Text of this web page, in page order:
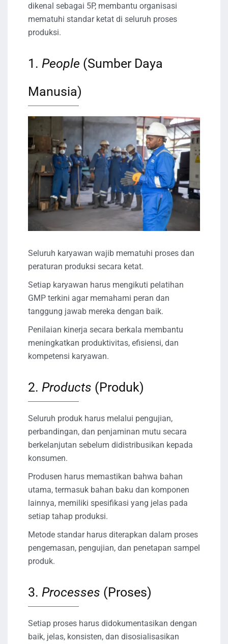
dikenal sebagai 5P, membantu organisasi
mematuhi standar ketat di seluruh proses
produksi.
1. People (Sumber Daya
Manusia)
Seluruh karyawan wajib mematuhi proses dan
peraturan produksi secara ketat.
Setiap karyawan harus mengikuti pelatihan
GMP terkini agar memahami peran dan
tanggung jawab mereka dengan baik.
Penilaian kinerja secara berkala membantu
meningkatkan produktivitas, efisiensi, dan
kompetensi karyawan.
2. Products (Produk)
Seluruh produk harus melalui pengujian,
perbandingan, dan penjaminan mutu secara
berkelanjutan sebelum didistribusikan kepada
konsumen.
Produsen harus memastikan bahwa bahan
utama, termasuk bahan baku dan komponen
lainnya, memiliki spesifikasi yang jelas pada
setiap tahap produksi.
Metode standar harus diterapkan dalam proses
pengemasan, pengujian, dan penetapan sampel
produk.
3. Processes (Proses)
Setiap proses harus didokumentasikan dengan
baik, jelas, konsisten, dan disosialisasikan